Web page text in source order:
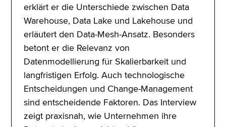
erklärt er die Unterschiede zwischen Data
Warehouse, Data Lake und Lakehouse und
erläutert den Data-Mesh-Ansatz. Besonders
betont er die Relevanz von
Datenmodellierung für Skalierbarkeit und
langfristigen Erfolg. Auch technologische
Entscheidungen und Change-Management
sind entscheidende Faktoren. Das Interview
zeigt praxisnah, wie Unternehmen ihre